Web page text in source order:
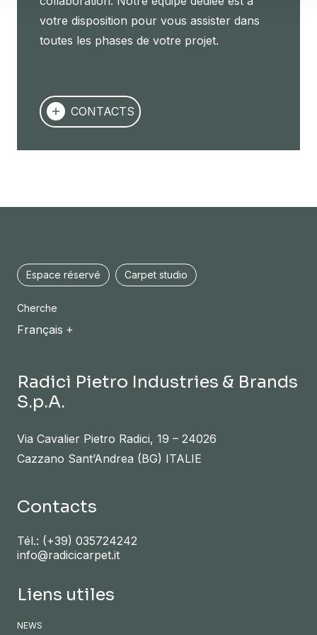
votre disposition pour vous assister dans
toutes les phases de votre projet.
CONTACTS
Espace réservé Carpet studio
Cherche
Français
Radici Pietro Industries & Brands
S.p.A.
Via Cavalier Pietro Radici, 19 – 24026
Cazzano Sant’Andrea (BG) ITALIE
Contacts
Tél.: (+39) 035724242
info@radicicarpet.it
Liens utiles
NEWS